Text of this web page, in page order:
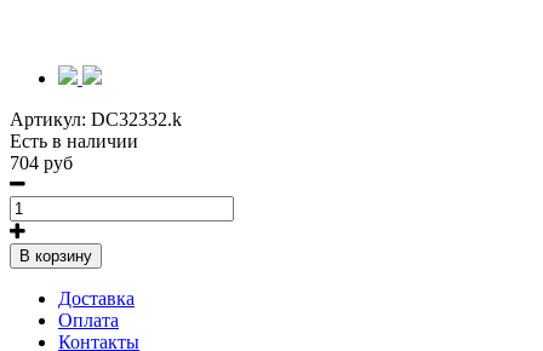
Артикул: DC32332.k
Есть в наличии
704 руб
В корзину
Доставка
Оплата
Контакты